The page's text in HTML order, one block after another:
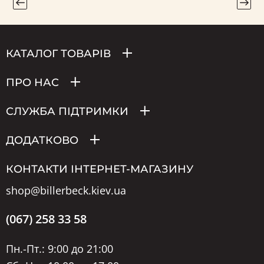
КАТАЛОГ ТОВАРІВ
ПРО НАС
СЛУЖБА ПІДТРИМКИ
ДОДАТКОВО
КОНТАКТИ ІНТЕРНЕТ-МАГАЗИНУ
shop@billerbeck.kiev.ua
(067) 258 33 58
Пн.-Пт.: 9:00 до 21:00